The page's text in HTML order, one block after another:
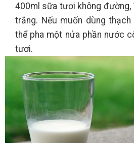
400ml sữa tươi không
trắng. Nếu muốn dùng
thể pha một nửa phần nước
tươi.